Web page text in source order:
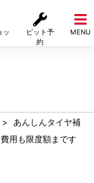
ッ
ピット予
約
MENU
あんしんタイヤ補
用も限度額まです